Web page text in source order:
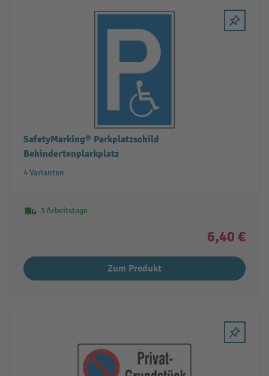
SafetyMarking® Parkplatzschild
Behindertenplarkplatz
4 Varianten
3 Arbeitstage
6,40 €
Zum Produkt